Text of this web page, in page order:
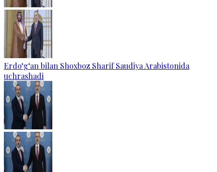
Erdo‘g‘an bilan Shoxboz Sharif Saudiya Arabistonida
uchrashadi